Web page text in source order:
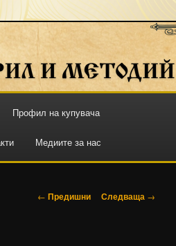
Профил на купувача
Медиите за нас
Навигация
← Предишни Следваща →